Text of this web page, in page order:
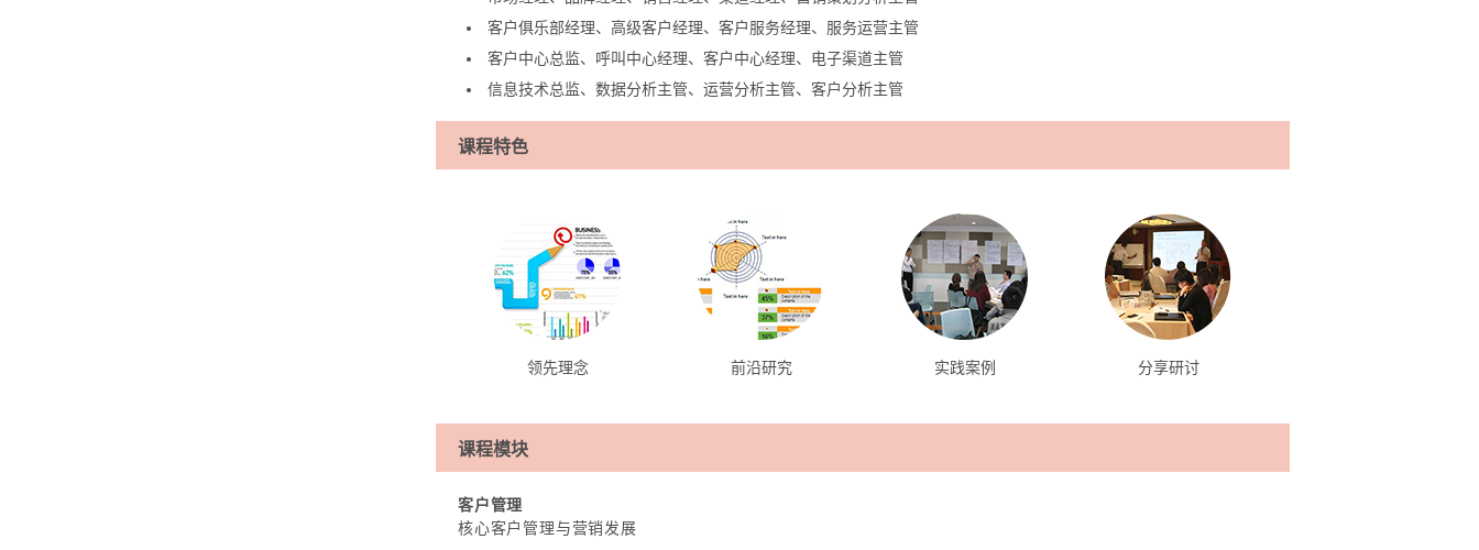
客户俱乐部经理、高级客户经理、客户服务经理、服务运营主管
客户中心总监、呼叫中心经理、客户中心经理、电子渠道主管
信息技术总监、数据分析主管、运营分析主管、客户分析主管
课程特色
领先理念 前沿研究 实践案例 分享研讨
课程模块
客户管理
核心客户管理与营销发展